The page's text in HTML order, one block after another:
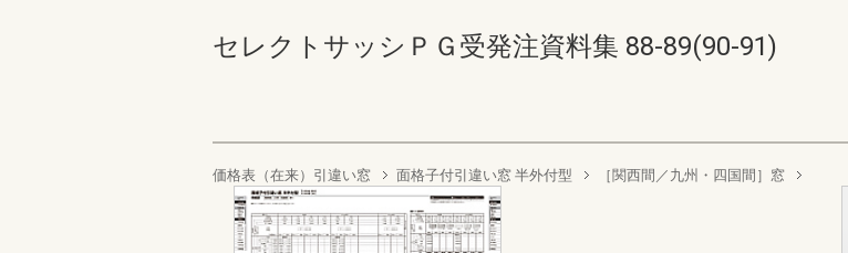
セレクトサッシＰＧ受発注資料集 88-89(90-91)
価格表（在来）引違い窓 面格子付引違い窓 半外付型 ［関西間／九州・四国間］窓